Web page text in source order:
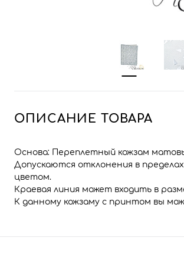
ОПИСАНИЕ ТОВАРА
Основа: Переплетный кожзам
Допускаются отклонения в
цветом.
Краевая линия может входить в
К данному кожзаму с принтом вы